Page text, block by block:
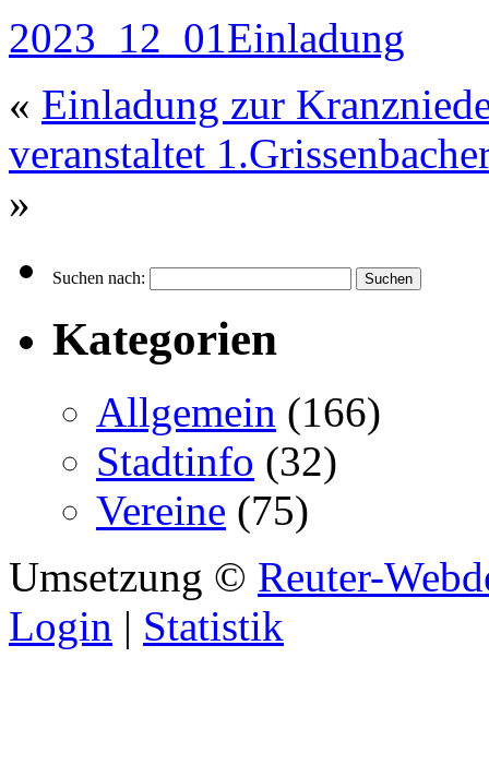
2023_12_01Einladung
« Einladung zur
veranstaltet
»
Suchen nach:
Kategorien
Allgemein (166)
Stadtinfo (32)
Vereine (75)
Umsetzung © Reuter-
Login | Statistik